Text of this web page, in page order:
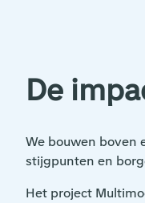
De
We bouwen boven
stijgpunten en
Het project